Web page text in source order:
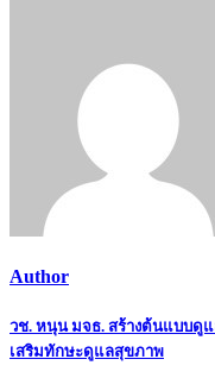
Author
Post
navigation
วช. หนุน มจธ. สร้างต้นแบบดูแ
เสริมทักษะดูแลสุขภาพ